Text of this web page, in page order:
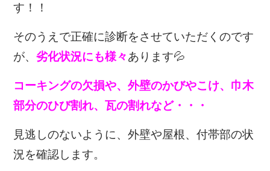
す！！
そのうえで正確に診断をさせていただくのです
が、劣化状況にも様々あります💦
コーキングの欠損や、外壁のかびやこけ、巾木
部分のひび割れ、瓦の割れなど・・・
見逃しのないように、外壁や屋根、付帯部の状
況を確認します。